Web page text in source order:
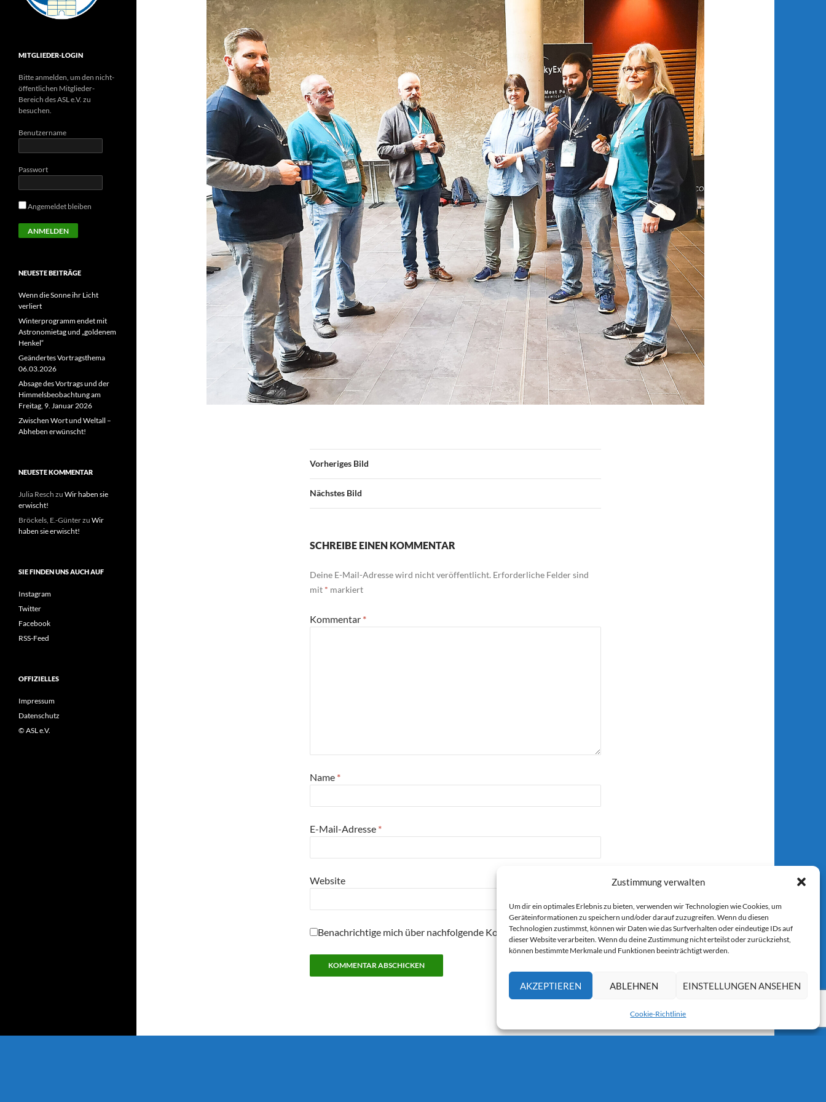
Zustimmung verwalten
Um dir ein optimales Erlebnis zu bieten, verwenden wir Technologien wie Cookies, um
Geräteinformationen zu speichern und/oder darauf zuzugreifen. Wenn du diesen
Technologien zustimmst, können wir Daten wie das Surfverhalten oder eindeutige IDs auf
dieser Website verarbeiten. Wenn du deine Zustimmung nicht erteilst oder zurückziehst,
können bestimmte Merkmale und Funktionen beeinträchtigt werden.
AKZEPTIEREN ABLEHNEN EINSTELLUNGEN ANSEHEN
Cookie-Richtlinie
Vorheriges Bild
Nächstes Bild
SCHREIBE EINEN KOMMENTAR
Deine E-Mail-Adresse wird nicht veröffentlicht. Erforderliche Felder sind
mit * markiert
Kommentar *
Name *
E-Mail-Adresse *
Website
Benachrichtige mich über nachfolgende Kommentare per E-Mail.
MITGLIEDER-LOGIN
Bitte anmelden, um den nicht-
öffentlichen Mitglieder-
Bereich des ASL e.V. zu
besuchen.
Benutzername
Passwort
Angemeldet bleiben
NEUESTE BEITRÄGE
Wenn die Sonne ihr Licht
verliert
Winterprogramm endet mit
Astronomietag und „goldenem
Henkel“
Geändertes Vortragsthema
06.03.2026
Absage des Vortrags und der
Himmelsbeobachtung am
Freitag, 9. Januar 2026
Zwischen Wort und Weltall –
Abheben erwünscht!
NEUESTE KOMMENTAR
Julia Resch zu Wir haben sie
erwischt!
Bröckels, E.-Günterzu Wir
haben sie erwischt!
SIE FINDEN UNS AUCH AUF
Instagram
Twitter
Facebook
RSS-Feed
OFFIZIELLES
Impressum
Datenschutz
© ASL e.V.